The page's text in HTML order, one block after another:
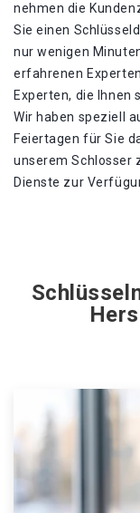
nehmen die
Sie einen
nur wenigen
erfahrenen
Experten, die Ihnen
Wir haben speziell
Feiertagen für Sie
unserem Schlosser
Dienste zur